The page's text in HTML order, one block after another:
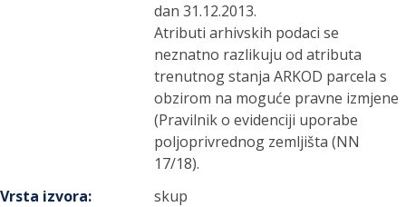
dan 31.12.2013.
Atributi arhivskih podaci se
neznatno razlikuju od atributa
trenutnog stanja ARKOD parcela s
obzirom na moguće pravne izmjene
(Pravilnik o evidenciji uporabe
poljoprivrednog zemljišta (NN
17/18).
Vrsta izvora:
skup